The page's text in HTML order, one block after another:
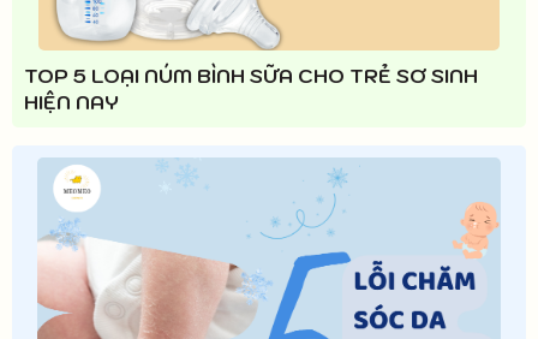
TOP 5 LOẠI NÚM BÌNH SỮA CHO TRẺ SƠ SINH
HIỆN NAY